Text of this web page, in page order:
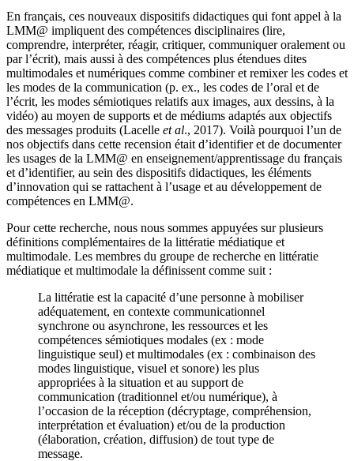
En français, ces nouveaux dispositifs didactiques qui font appel à la
LMM@ impliquent des compétences disciplinaires (lire,
comprendre, interpréter, réagir, critiquer, communiquer oralement ou
par l’écrit), mais aussi à des compétences plus étendues dites
multimodales et numériques comme combiner et remixer les codes et
les modes de la communication (p. ex., les codes de l’oral et de
l’écrit, les modes sémiotiques relatifs aux images, aux dessins, à la
vidéo) au moyen de supports et de médiums adaptés aux objectifs
des messages produits (Lacelle et al., 2017). Voilà pourquoi l’un de
nos objectifs dans cette recension était d’identifier et de documenter
les usages de la LMM@ en enseignement/apprentissage du français
et d’identifier, au sein des dispositifs didactiques, les éléments
d’innovation qui se rattachent à l’usage et au développement de
compétences en LMM@.
Pour cette recherche, nous nous sommes appuyées sur plusieurs
définitions complémentaires de la littératie médiatique et
multimodale. Les membres du groupe de recherche en littératie
médiatique et multimodale la définissent comme suit :
La littératie est la capacité d’une personne à mobiliser
adéquatement, en contexte communicationnel
synchrone ou asynchrone, les ressources et les
compétences sémiotiques modales (ex : mode
linguistique seul) et multimodales (ex : combinaison des
modes linguistique, visuel et sonore) les plus
appropriées à la situation et au support de
communication (traditionnel et/ou numérique), à
l’occasion de la réception (décryptage, compréhension,
interprétation et évaluation) et/ou de la production
(élaboration, création, diffusion) de tout type de
message.